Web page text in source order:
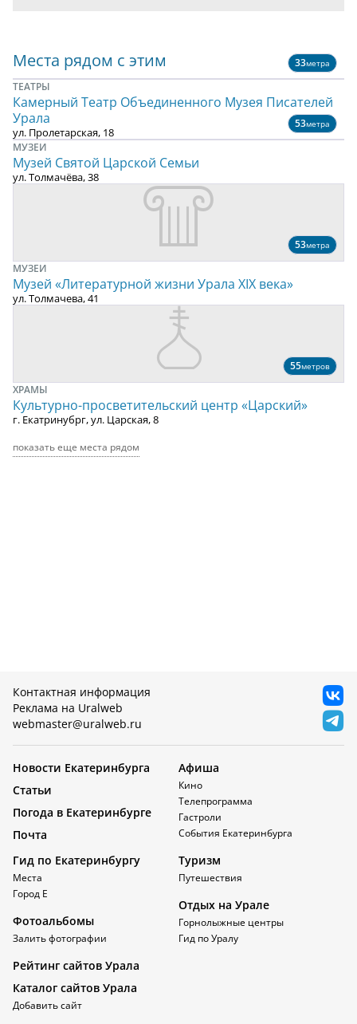
Места рядом с этим 33метра
ТЕАТРЫ
Камерный Театр Объединенного Музея Писателей
Урала
ул. Пролетарская, 18
53метра
МУЗЕИ
Музей Святой Царской Семьи
ул. Толмачёва, 38
53метра
МУЗЕИ
Музей «Литературной жизни Урала ХIХ века»
ул. Толмачева, 41
55метров
ХРАМЫ
Культурно-просветительский центр «Царский»
г. Екатринубрг, ул. Царская, 8
показать еще места рядом
Контактная информация
Реклама на Uralweb
webmaster@uralweb.ru
Новости Екатеринбурга
Статьи
Погода в Екатеринбурге
Почта
Афиша
Кино
Телепрограмма
Гастроли
События Екатеринбурга
Гид по Екатеринбургу
Места
Город Е
Фотоальбомы
Залить фотографии
Туризм
Путешествия
Отдых на Урале
Горнолыжные центры
Гид по Уралу
Рейтинг сайтов Урала
Каталог сайтов Урала
Добавить сайт